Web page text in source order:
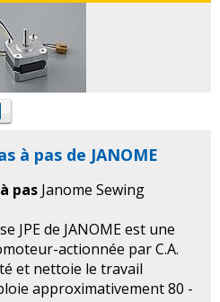
à pas de JANOME
pas Janome Sewing
JPE de JANOME est une
actionnée par C.A.
et nettoie le travail
approximativement 80 -